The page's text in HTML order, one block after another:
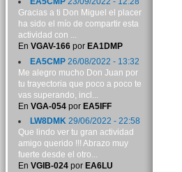
Gracias a ti Don Miguel el placer
ha sido el mío de compartir esta
actividad con ...
En VGAV-166por EA1DMP
EA5CMP26/08/2022 - 13:32
Me alegro mucho Don Juan por
tu trayectoria que poco a poco te
vas superando, incl...
En VGA-054por EA5IFF
LW8DMK29/06/2022 - 22:58
Que lindo ver tu gran actividad
amigo querido !!! Abrazo muy
fuerte desde el otro...
En VGIB-024por EA6LU